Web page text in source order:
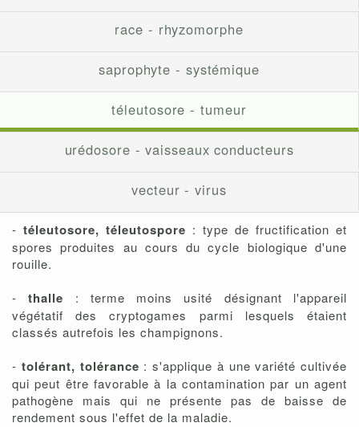
race - rhyzomorphe
saprophyte - systémique
téleutosore - tumeur
urédosore - vaisseaux conducteurs
vecteur - virus
- téleutosore, téleutospore : type de fructification et
spores produites au cours du cycle biologique d'une
rouille.
-thalle : terme moins usité désignant l'appareil
végétatif des cryptogames parmi lesquels étaient
classés autrefois les champignons.
- tolérant, tolérance : s'applique à une variété cultivée
qui peut être favorable à la contamination par un agent
pathogène mais qui ne présente pas de baisse de
rendement sous l'effet de la maladie.